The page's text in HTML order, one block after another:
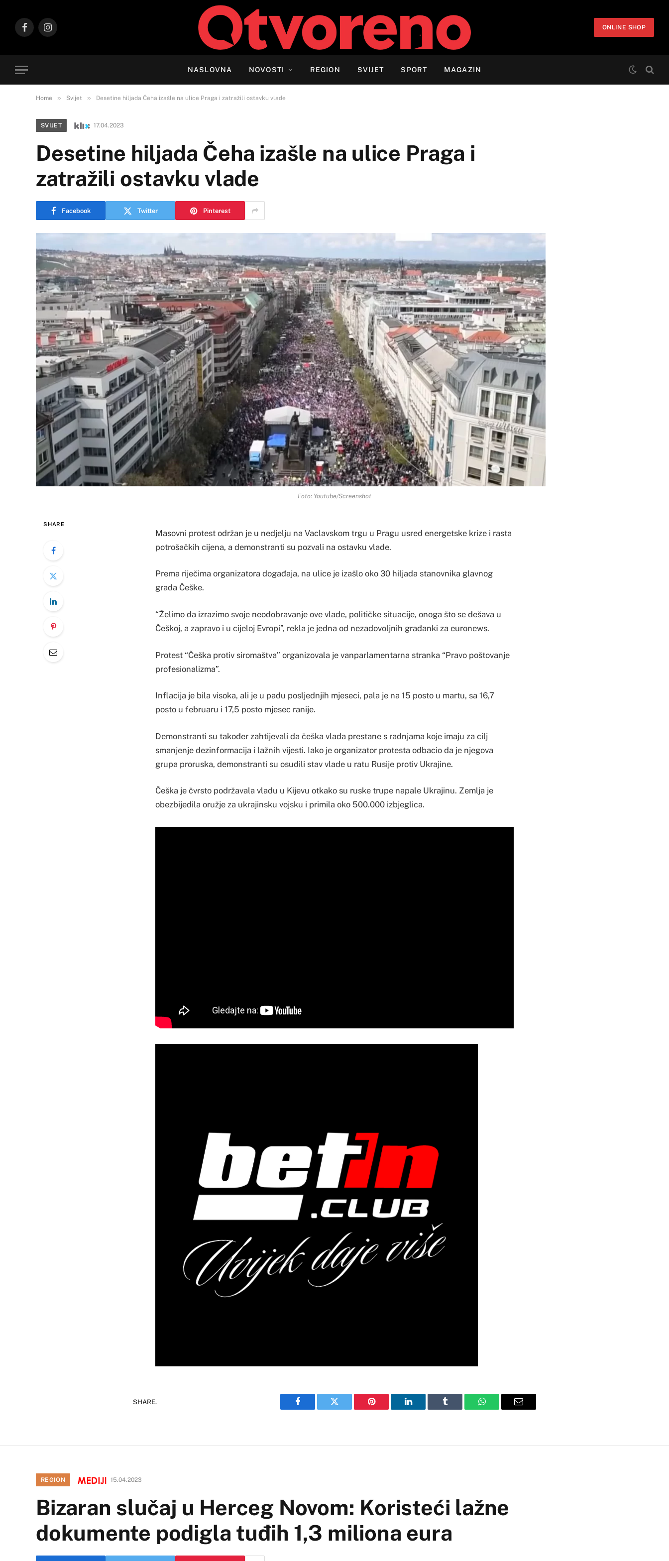
FacebookInstagram
ONLINE SHOP
NASLOVNA NOVOSTI REGION SVIJET SPORT MAGAZIN
Home » Svijet » Desetine hiljada Čeha izašle na ulice Praga i zatražili ostavku vlade
SVIJET 17.04.2023
Desetine hiljada Čeha izašle na ulice Praga i
zatražili ostavku vlade
Facebook Twitter Pinterest
Foto: Youtube/Screenshot
SHARE
Masovni protest održan je u nedjelju na Vaclavskom trgu u Pragu usred energetske krize i rasta
potrošačkih cijena, a demonstranti su pozvali na ostavku vlade.
Prema riječima organizatora događaja, na ulice je izašlo oko 30 hiljada stanovnika glavnog
grada Češke.
“Želimo da izrazimo svoje neodobravanje ove vlade, političke situacije, onoga što se dešava u
Češkoj, a zapravo i u cijeloj Evropi”, rekla je jedna od nezadovoljnih građanki za euronews.
Protest “Češka protiv siromaštva” organizovala je vanparlamentarna stranka “Pravo poštovanje
profesionalizma”.
Inflacija je bila visoka, ali je u padu posljednjih mjeseci, pala je na 15 posto u martu, sa 16,7
posto u februaru i 17,5 posto mjesec ranije.
Demonstranti su također zahtijevali da češka vlada prestane s radnjama koje imaju za cilj
smanjenje dezinformacija i lažnih vijesti. Iako je organizator protesta odbacio da je njegova
grupa proruska, demonstranti su osudili stav vlade u ratu Rusije protiv Ukrajine.
Češka je čvrsto podržavala vladu u Kijevu otkako su ruske trupe napale Ukrajinu. Zemlja je
obezbijedila oružje za ukrajinsku vojsku i primila oko 500.000 izbjeglica.
SHARE.
Facebook Twitter Pinterest LinkedIn Tumblr WhatsAppEmail
REGION 15.04.2023
Bizaran slučaj u Herceg Novom: Koristeći lažne
dokumente podigla tuđih 1,3 miliona eura